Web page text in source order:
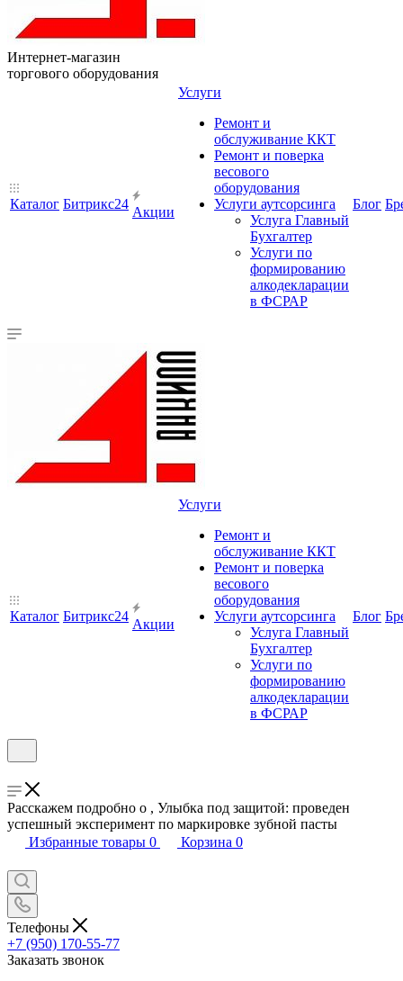
Интернет-магазин
торгового оборудования
Каталог Битрикс24
Акции
Услуги
Ремонт и
обслуживание ККТ
Ремонт и поверка
весового
оборудования
Услуги аутсорсинга
Услуга Главный
Бухгалтер
Услуги по
формированию
алкодекларации
в ФСРАР
Блог
Каталог Битрикс24
Акции
Услуги
Ремонт и
обслуживание ККТ
Ремонт и поверка
весового
оборудования
Услуги аутсорсинга
Услуга Главный
Бухгалтер
Услуги по
формированию
алкодекларации
в ФСРАР
Блог
Расскажем подробно о , Улыбка под защитой: проведен
успешный эксперимент по маркировке зубной пасты
Избранные товары 0 Корзина 0
Телефоны
+7 (950) 170-55-77
Заказать звонок